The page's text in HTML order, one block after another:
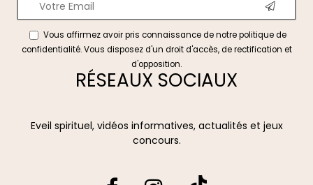
Vous affirmez avoir pris connaissance de notrepolitique de
confidentialité. Vous disposez d'un droit d'accès, de rectification et
d'opposition.
RÉSEAUX SOCIAUX
Eveil spirituel, vidéos informatives, actualités et jeux
concours.